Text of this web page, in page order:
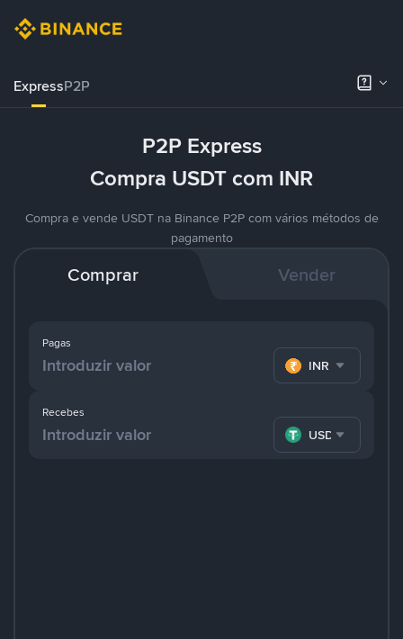
ExpressP2P
P2P Express
Compra USDT com INR
Compra e vende USDT na Binance P2P com vários métodos de
pagamento
Comprar Vender
Pagas
INR
Recebes
USDT